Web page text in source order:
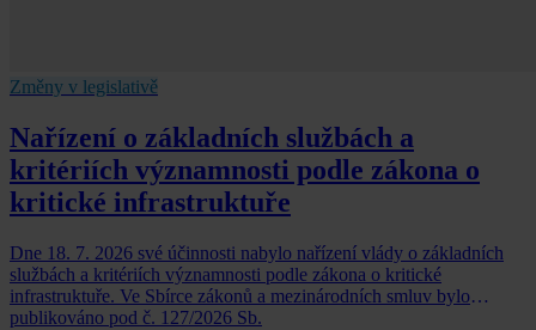
Změny v legislativě
Nařízení o základních službách a
kritériích významnosti podle zákona o
kritické infrastruktuře
Dne 18. 7. 2026 své účinnosti nabylo nařízení vlády o základních
službách a kritériích významnosti podle zákona o kritické
infrastruktuře. Ve Sbírce zákonů a mezinárodních smluv bylo
publikováno pod č. 127/2026 Sb.